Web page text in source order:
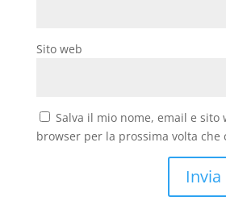
Sito web
Salva il mio nome, email e sito
browser per la prossima volta che